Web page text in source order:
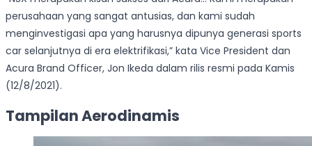
perusahaan yang sangat antusias, dan kami sudah
menginvestigasi apa yang harusnya dipunya generasi sports
car selanjutnya di era elektrifikasi,” kata Vice President dan
Acura Brand Officer, Jon Ikeda dalam rilis resmi pada Kamis
(12/8/2021).
Tampilan Aerodinamis